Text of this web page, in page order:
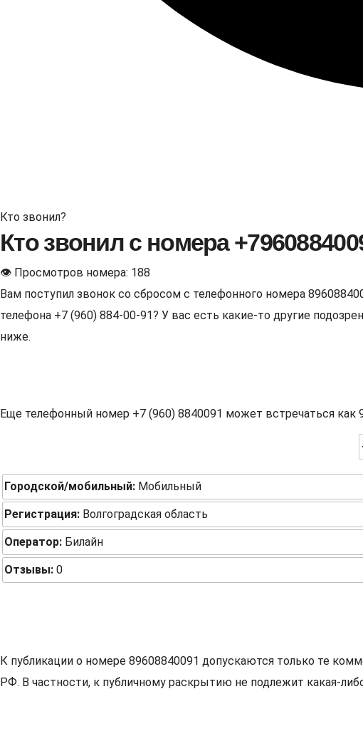
Кто звонил?
Кто звонил с номера
👁 Просмотров номера: 188
Вам поступил звонок со сбросом с телефонного номера
телефона +7 (960) 884-00-91? У вас есть какие-то другие
ниже.
Еще телефонный номер +7 (960) 8840091 может встречаться как
Городской/мобильный: Мобильный
Регистрация: Волгоградская область
Оператор: Билайн
Отзывы: 0
К публикации о номере 89608840091 допускаются только те
РФ. В частности, к публичному раскрытию не подлежит какая-